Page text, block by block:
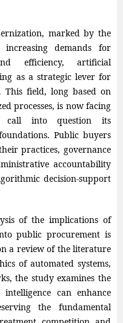
marked by the
demands for
efficiency, artificial
as a strategic lever for
field, long based on
processes, is now facing
call into question its
Public buyers
practices, governance
accountability
decision-support
of the implications of
public procurement is
a review of the literature
of automated systems,
the study examines the
can enhance
the fundamental